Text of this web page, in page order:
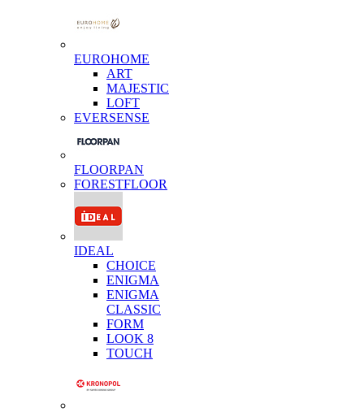
EUROHOME
ART
MAJESTIC
LOFT
EVERSENSE
FLOORPAN
FORESTFLOOR
IDEAL
CHOICE
ENIGMA
ENIGMA
CLASSIC
FORM
LOOK 8
TOUCH